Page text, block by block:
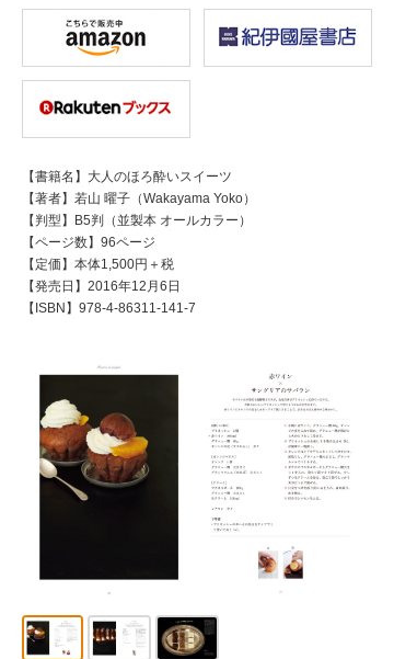
【書籍名】大人のほろ酔いスイーツ
【著者】若山 曜子（Wakayama Yoko）
【判型】B5判（並製本 オールカラー）
【ページ数】96ページ
【定価】本体1,500円＋税
【発売日】2016年12月6日
【ISBN】978-4-86311-141-7